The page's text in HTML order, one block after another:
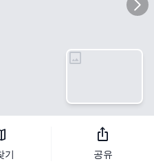
image
기
ios_share
공유